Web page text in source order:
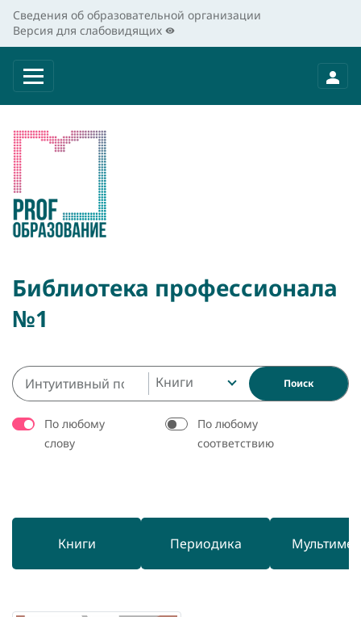
Сведения об образовательной организации
Версия для слабовидящих
Библиотека профессионала
№1
Книги Поиск
По любому
слову
По любому
соответствию
Книги Периодика